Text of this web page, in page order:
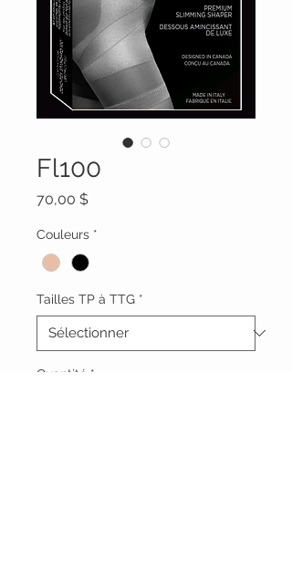
Fl100
70,00 $Prix
Couleurs *
Tailles TP à TTG *
Quantité *